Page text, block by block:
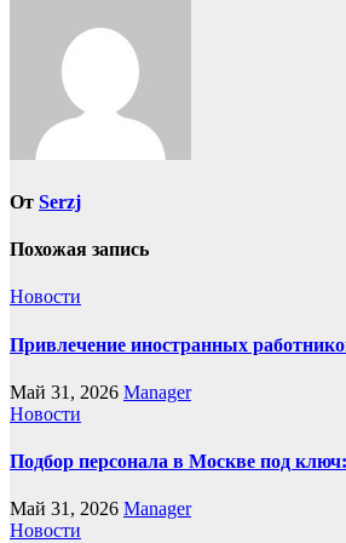
От Serzj
Похожая запись
Новости
Привлечение иностранных
Май 31, 2026 Manager
Новости
Подбор персонала в Москве под
Май 31, 2026 Manager
Новости